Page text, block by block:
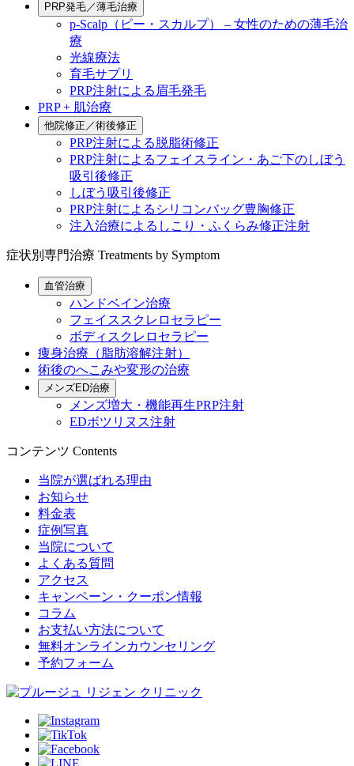
PRP発毛／薄毛治療
p-Scalp（ピー・スカルプ） – 女性のための薄毛治
療
光線療法
育毛サプリ
PRP注射による眉毛発毛
PRP + 肌治療
他院修正／術後修正
PRP注射による脱脂術修正
PRP注射によるフェイスライン・あご下のしぼう
吸引後修正
しぼう吸引後修正
PRP注射によるシリコンバッグ豊胸修正
注入治療によるしこり・ふくらみ修正注射
症状別専門治療 Treatments by Symptom
血管治療
ハンドベイン治療
フェイススクレロセラピー
ボディスクレロセラピー
痩身治療（脂肪溶解注射）
術後のへこみや変形の治療
メンズED治療
メンズ増大・機能再生PRP注射
EDボツリヌス注射
コンテンツ Contents
当院が選ばれる理由
お知らせ
料金表
症例写真
当院について
よくある質問
アクセス
キャンペーン・クーポン情報
コラム
お支払い方法について
無料オンラインカウンセリング
予約フォーム